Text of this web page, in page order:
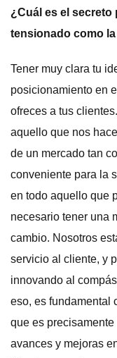
¿Cuál es el secreto
tensionado como
Tener muy clara tu
posicionamiento en
ofreces a tus
aquello que nos
de un mercado tan
conveniente para la
en todo aquello que
necesario tener una
cambio. Nosotros
servicio al cliente, y
innovando al
eso, es fundamental
que es
avances y mejoras